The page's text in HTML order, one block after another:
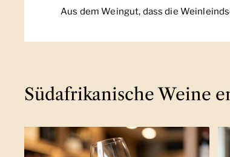
Aus dem Weingut, dass die
Südafrikanische Weine